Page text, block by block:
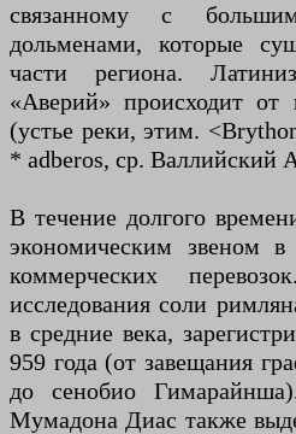
связанному с
дольменами, которые
части региона.
«Аверий» происходит от
(устье реки, этим.
* adberos, ср. Валлийский
В течение долгого
экономическим звеном
коммерческих
исследования соли
в средние века,
959 года (от завещания
до сенобио
Мумадона Диас также